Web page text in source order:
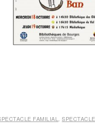
FAMILIAL ,SPECTACLE